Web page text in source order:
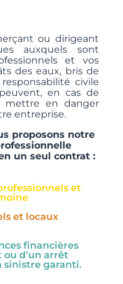
ou dirigeant
auxquels sont
et vos
des eaux, bris de
civile
en cas de
mettre en danger
entreprise.
proposons notre
un seul contrat :
et
et locaux
financières
ou d'un arrêt
sinistre garanti.